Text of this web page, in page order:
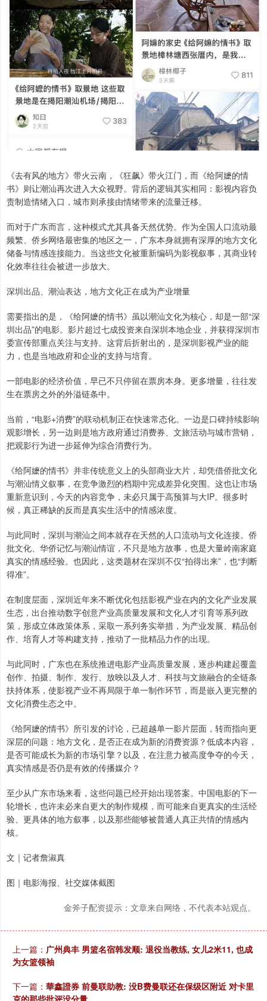
《去有风的地方》带火云南，《狂飙》带火江门，而《给阿嬷的情
书》则让潮汕再次进入大众视野。背后的逻辑其实相同：影视内容负
责制造情绪入口，城市则承接由情绪带来的流量迁移。
而对于广东而言，这种模式尤其具备天然优势。作为全国人口流动最
频繁、侨乡网络最密集的地区之一，广东本身就拥有深厚的地方文化
储备与情感连接能力。当这些文化被重新编码为影视叙事，其商业转
化效率往往会被进一步放大。
深圳出品、潮汕表达，地方文化正在成为产业增量
需要指出的是，《给阿嬷的情书》虽以潮汕文化为核心，却是一部“深
圳出品”的电影。影片超过七成投资来自深圳本地企业，并获得深圳市
委宣传部重点关注与支持。这背后折射出的，是深圳影视产业的能
力，也是当地政府和企业的支持与培育。
一部电影的经济价值，早已不只停留在票房本身。更多增量，往往发
生在票房之外的外溢链条中。
当前，“电影+消费”的联动机制正在快速常态化。一边是口碑持续影响
观影增长，另一边则是地方政府通过消费券、文旅活动与城市营销，
把观影行为进一步延伸为综合消费行为。
《给阿嬷的情书》并非传统意义上的头部商业大片，却凭借侨批文化
与潮汕情义叙事，在竞争激烈的档期中完成差异化突围。这也让市场
重新意识到，今天的内容竞争，未必只属于高预算与大IP。很多时
候，真正稀缺的反而是真实生活中的情感浓度。
与此同时，深圳与潮汕之间本就存在天然的人口流动与文化连接。侨
批文化、华侨记忆与潮汕情谊，不只是地方故事，也是大量岭南家庭
真实的情感经验。也因此，这类题材在深圳不仅“拍得出来”，也“判断
得准”。
在制度层面，深圳近年来不断优化包括影视产业在内的文化产业发展
生态，出台推动数字创意产业高质量发展和文化人才引育等系列政
策，形成立体政策体系，采取一系列务实举措，为产业发展、精品创
作、培育人才等构建支持，推动了一批精品力作的出现。
与此同时，广东也在系统推进电影产业高质量发展，逐步构建起覆盖
创作、拍摄、制作、发行、放映以及人才、科技与文旅融合的全链条
扶持体系，使影视产业不再局限于单一制作环节，而是嵌入更完整的
文化消费生态之中。
《给阿嬷的情书》所引发的讨论，已超越单一影片层面，转而指向更
深层的问题：地方文化，是否正在成为新的消费资源？低成本内容，
是否可能成长为新的市场引擎？以及，在注意力被高度争夺的今天，
真实情感是否仍是有效的传播媒介？
至少从广东市场来看，这些问题已经开始出现答案。中国电影的下一
轮增长，也许未必来自更大的制作规模，而可能来自更真实的生活经
验、更具体的地方叙事，以及那些能够被普通人真正共情的情感内
核。
文｜记者詹淑真
图｜电影海报、社交媒体截图
金斧子配资提示：文章来自网络，不代表本站观点。
上一篇： 广州典丰 男篮名宿韩发顺: 退役当教练, 女儿2米11, 也成
为女篮领袖
下一篇： 華鑫證券 前曼联助教: 没B费曼联还在保级区附近 对卡里